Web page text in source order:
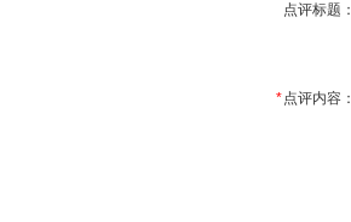
点评标题：
*点评内容：